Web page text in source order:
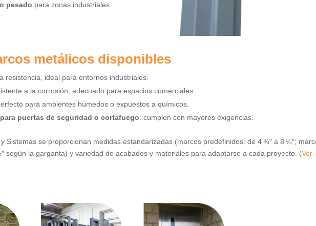
pesado para zonas industriales
metálicos disponibles
resistencia, ideal para entornos industriales.
a la corrosión, adecuado para espacios comerciales.
para ambientes húmedos o expuestos a químicos.
puertas de seguridad o cortafuego: cumplen con mayores exigencias.
Sistemas se proporcionan medidas estandarizadas (marcos predefinidos: de 4 ¾″ a 8 ¼″;
según la garganta) y variedad de acabados y materiales para adaptarse a cada proyecto. (Ver